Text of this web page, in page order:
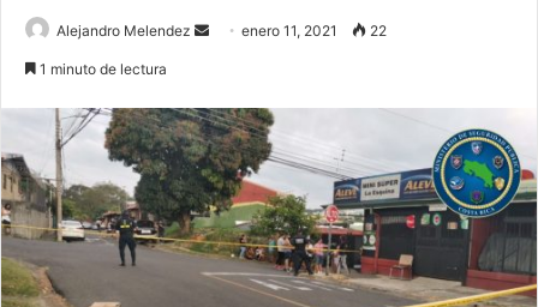
Alejandro Melendez
Sendenero 11, 2021 22
1 minuto de lectura